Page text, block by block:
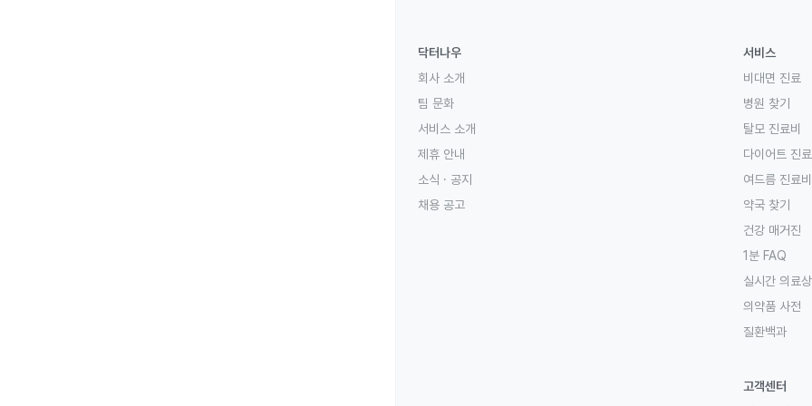
닥터나우
회사 소개
팀 문화
서비스 소개
제휴 안내
소식 · 공지
채용 공고
서비스
비대면 진료
병원 찾기
탈모 진료비
다이어트 진료
여드름 진료비
약국 찾기
건강 매거진
1분 FAQ
실시간 의료
의약품 사전
질환백과
고객센터